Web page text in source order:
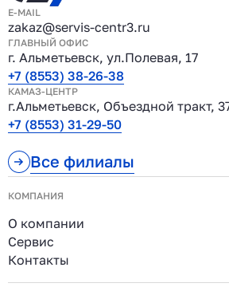
E-MAIL
zakaz@servis-centr3.ru
ГЛАВНЫЙ ОФИС
г. Альметьевск, ул.Полевая, 17
+7 (8553) 38-26-38
КАМАЗ-ЦЕНТР
г.Альметьевск, Объездной тракт,
+7 (8553) 31-29-50
Все филиалы
КОМПАНИЯ
О компании
Сервис
Контакты